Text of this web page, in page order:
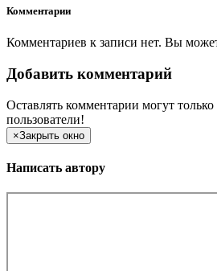
Комментарии
Комментариев к записи нет. Вы
Добавить комментарий
Оставлять комментарии могут
пользователи!
×Закрыть окно
Написать автору